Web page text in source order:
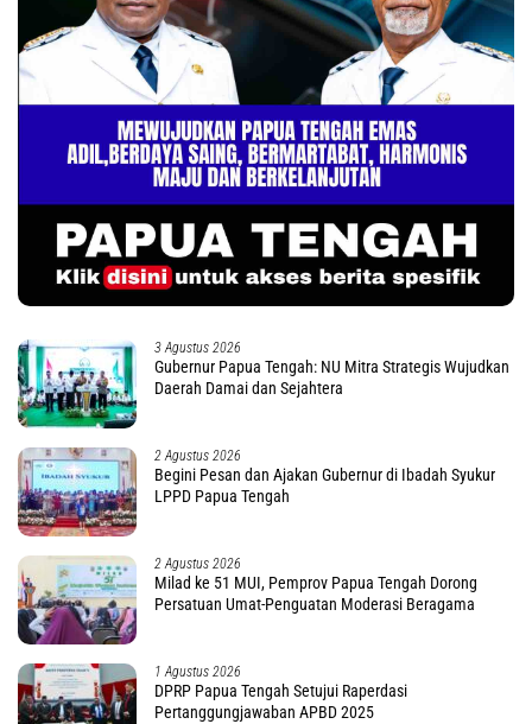
3 Agustus 2026
Gubernur Papua Tengah: NU Mitra Strategis Wujudkan
Daerah Damai dan Sejahtera
2 Agustus 2026
Begini Pesan dan Ajakan Gubernur di Ibadah Syukur
LPPD Papua Tengah
2 Agustus 2026
Milad ke 51 MUI, Pemprov Papua Tengah Dorong
Persatuan Umat-Penguatan Moderasi Beragama
1 Agustus 2026
DPRP Papua Tengah Setujui Raperdasi
Pertanggungjawaban APBD 2025